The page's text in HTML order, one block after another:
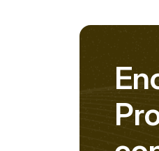
En
Pr